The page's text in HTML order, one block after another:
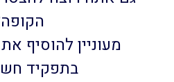
מעוניין להוסיף
בתפקיד